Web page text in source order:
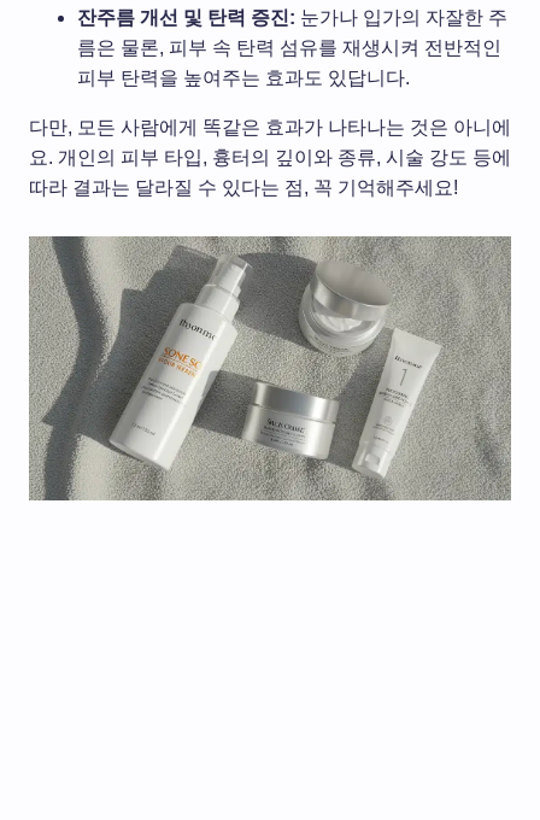
잔주름 개선 및 탄력 증진: 눈가나 입가의 자잘한 주
름은 물론, 피부 속 탄력 섬유를 재생시켜 전반적인
피부 탄력을 높여주는 효과도 있답니다.
다만, 모든 사람에게 똑같은 효과가 나타나는 것은 아니에
요. 개인의 피부 타입, 흉터의 깊이와 종류, 시술 강도 등에
따라 결과는 달라질 수 있다는 점, 꼭 기억해주세요!